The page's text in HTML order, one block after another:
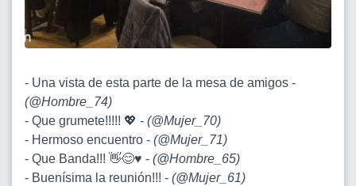
- Una vista de esta parte de la mesa de amigos -
(@Hombre_74)
- Que grumete!!!!! 💖 - (@Mujer_70)
- Hermoso encuentro - (@Mujer_71)
- Que Banda!!! 👋😊♥️ - (@Hombre_65)
- Buenísima la reunión!!! - (@Mujer_61)